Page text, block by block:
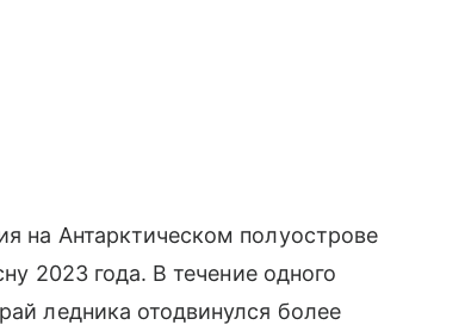
на Антарктическом полуострове
2023 года. В течение одного
ледника отодвинулся более